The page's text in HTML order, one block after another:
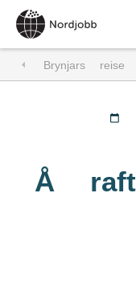
Søk jobb
Aktuelt
Brynjars reise
Å